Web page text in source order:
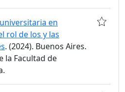
en
rol de los y las
. (2024). Buenos Aires.
la Facultad de